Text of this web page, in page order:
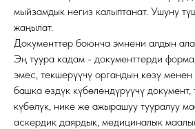
мыйзамдык негиз калыптанат. Ушуну
жаңылат.
Документтер боюнча эмнени алдын
Эң туура кадам - документтерди
эмес, текшерүүчү органдын көзү
башка өздүк күбөлөндүрүүчү документ,
күбөлүк, нике же ажырашуу тууралуу
аскердик даярдык, медициналык